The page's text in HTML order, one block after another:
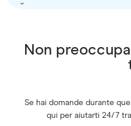
Non
Se hai domande durante
qui per aiutarti 24/7